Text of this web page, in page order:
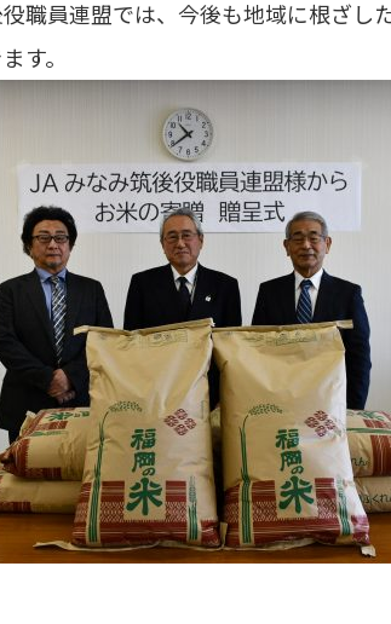
職員連盟では、今後も地域に根ざし
す。